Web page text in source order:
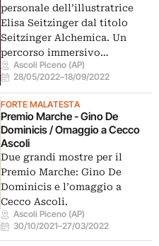
personale dell’illustratrice
Elisa Seitzinger dal titolo
Seitzinger Alchemica. Un
percorso immersivo…
Ascoli Piceno (AP)
28/05/2022–18/09/2022
FORTE MALATESTA
Premio Marche - Gino De
Dominicis / Omaggio a Cecco
Ascoli
Due grandi mostre per il
Premio Marche: Gino De
Dominicis e l’omaggio a
Cecco Ascoli.
Ascoli Piceno (AP)
30/10/2021–27/03/2022